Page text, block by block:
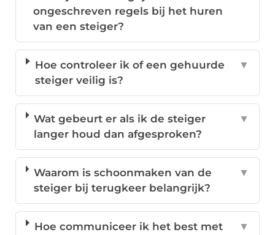
ongeschreven regels bij het huren
van een steiger?
Hoe controleer ik of een gehuurde
steiger veilig is?
▼
Wat gebeurt er als ik de steiger
langer houd dan afgesproken?
▼
Waarom is schoonmaken van de
steiger bij terugkeer belangrijk?
▼
Hoe communiceer ik het best met
▼